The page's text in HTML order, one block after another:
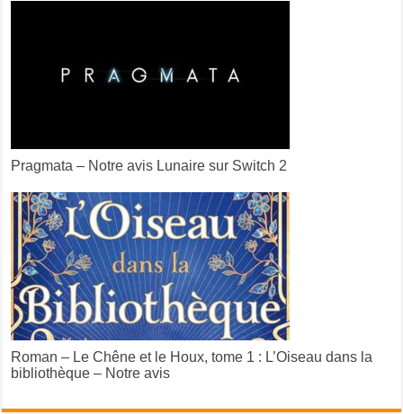
Pragmata – Notre avis Lunaire sur Switch 2
Roman – Le Chêne et le Houx, tome 1 : L’Oiseau dans la
bibliothèque – Notre avis